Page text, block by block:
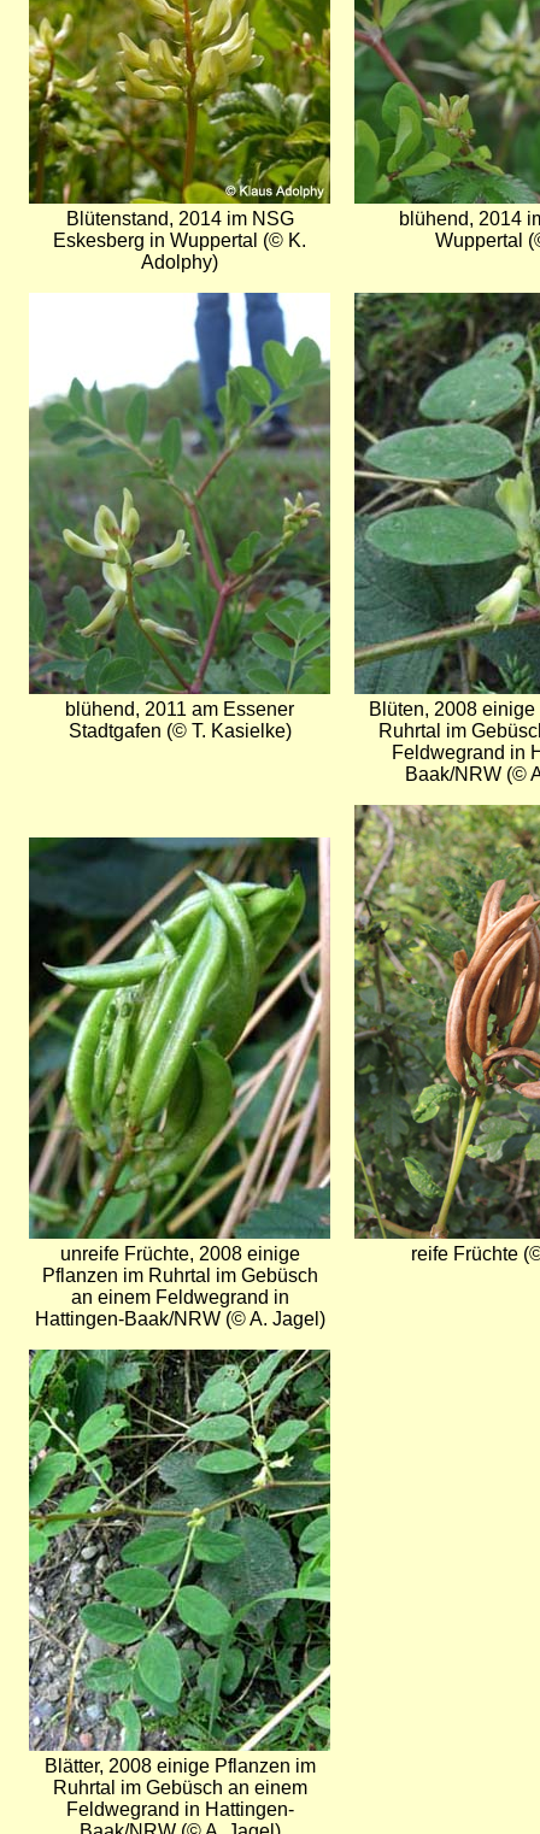
Blütenstand, 2014 im NSG
Eskesberg in Wuppertal (© K.
Adolphy)
blühend, 2014
Wuppertal
blühend, 2011 am Essener
Stadtgafen (© T. Kasielke)
Bild
Blüten, 2008
Ruhrtal im
Feldwegrand in
Baak/NRW (©
Bild
unreife Früchte, 2008 einige
Pflanzen im Ruhrtal im Gebüsch
an einem Feldwegrand in
Hattingen-Baak/NRW (© A. Jagel)
Bild
reife Früchte
Bild
Blätter, 2008 einige Pflanzen im
Ruhrtal im Gebüsch an einem
Feldwegrand in Hattingen-